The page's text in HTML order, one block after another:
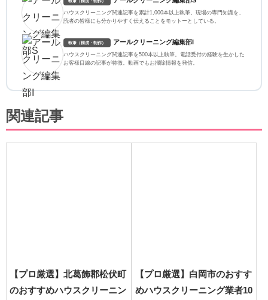
ハウスクリーニング関連記事を累計1,000本以上執筆。現場の専門知識を、
読者の皆様にも分かりやすく伝えることをモットーとしている。
執筆（構成・制作） アールクリーニング編集部I
ハウスクリーニング関連記事を500本以上執筆。電話受付の経験を生かした
お客様目線の記事が特徴。動画でもお掃除情報を発信。
関連記事
【プロ厳選】北葛飾郡松伏町
のおすすめハウスクリーニン
【プロ厳選】白岡市のおすす
めハウスクリーニング業者10